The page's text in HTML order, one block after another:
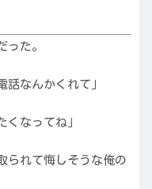
った。
話なんかくれて」
くなってね」
られて悔しそうな俺の